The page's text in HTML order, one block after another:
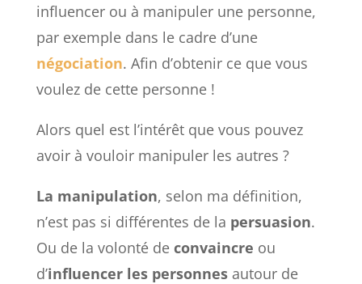
influencer ou à manipuler une personne,
par exemple dans le cadre d’une
négociation. Afin d’obtenir ce que vous
voulez de cette personne !
Alors quel est l’intérêt que vous pouvez
avoir à vouloir manipuler les autres ?
La manipulation, selon ma définition,
n’est pas si différentes de la persuasion.
Ou de la volonté de convaincre ou
d’influencer les personnesautour de